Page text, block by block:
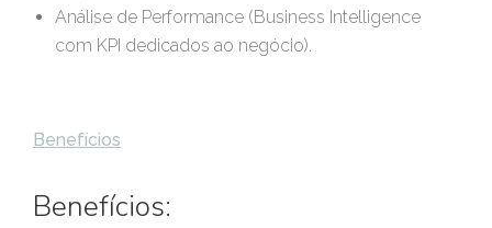
Análise de Performance (Business Intelligence
com KPI dedicados ao negócio).
Benefícios
Benefícios: